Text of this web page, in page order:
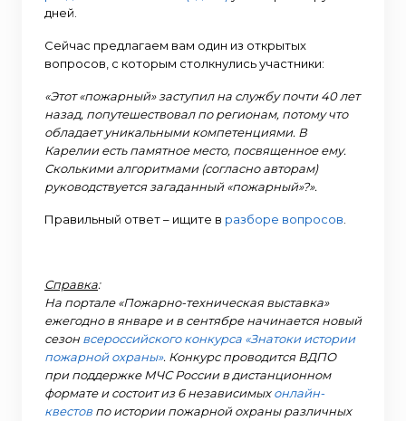
дней.
Сейчас предлагаем вам один из открытых
вопросов, с которым столкнулись участники:
«Этот «пожарный» заступил на службу почти 40 лет
назад, попутешествовал по регионам, потому что
обладает уникальными компетенциями. В
Карелии есть памятное место, посвященное ему.
Сколькими алгоритмами (согласно авторам)
руководствуется загаданный «пожарный»?».
Правильный ответ – ищите в разборе вопросов
Справка:
На портале «Пожарно-техническая выставка»
ежегодно в январе и в сентябре начинается новый
сезон всероссийского конкурса «Знатоки истории
пожарной охраны». Конкурс проводится ВДПО
при поддержке МЧС России в дистанционном
формате и состоит из 6 независимыхонлайн-
квестов по истории пожарной охраны различных